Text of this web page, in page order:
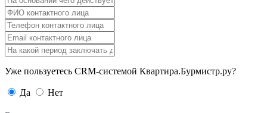
Уже пользуетесь CRM-системой Квартира.Бурмистр.ру?
Да Нет